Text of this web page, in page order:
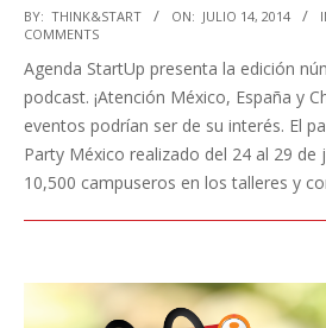
2014-
07-
14
BY: THINK&START ON: JULIO 14, 2014
COMMENTS
Agenda StartUp presenta la edición
podcast. ¡Atención México, España y
eventos podrían ser de su interés. El
Party México realizado del 24 al 29 de
10,500 campuseros en los talleres y